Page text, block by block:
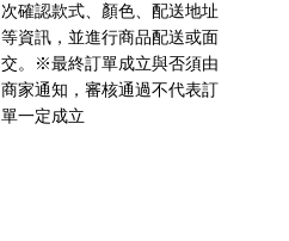
次確認款式、顏色、配送地址
等資訊，並進行商品配送或面
交。※最終訂單成立與否須由
商家通知，審核通過不代表訂
單一定成立